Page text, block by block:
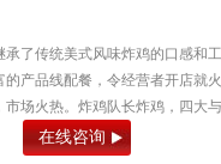
承了传统美式风味炸鸡的口感和
的产品线配餐，令经营者开店就
市场火热。炸鸡队长炸鸡，四大
在线咨询